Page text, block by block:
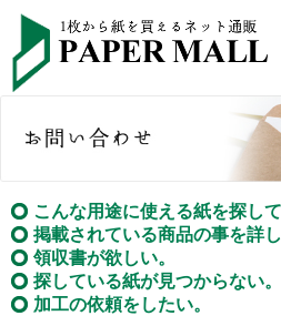
こんな用途に使える紙を探して
掲載されている商品の事を詳し
領収書が欲しい。
探している紙が見つからない。
加工の依頼をしたい。